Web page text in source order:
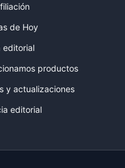
de Hoy
editorial
productos
y actualizaciones
editorial